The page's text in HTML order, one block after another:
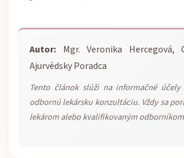
Autor: Mgr. Veronika Hercegová,
Ajurvédsky Poradca
Tento článok slúži na informačné účely
odbornú lekársku konzultáciu. Vždy sa
lekárom alebo kvalifikovaným